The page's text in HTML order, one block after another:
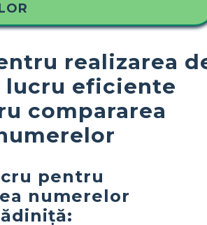
realizarea
lucru eficiente
compararea
pentru
numerelor